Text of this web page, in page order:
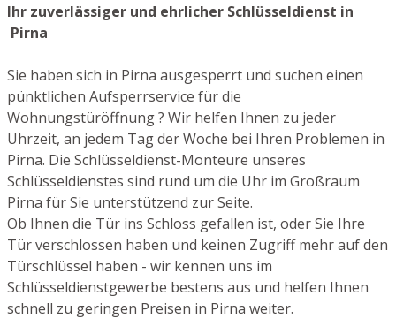
Ihr zuverlässiger und ehrlicher Schlüsseldienst in
Pirna
Sie haben sich in Pirna ausgesperrt und suchen einen
pünktlichen Aufsperrservice für die
Wohnungstüröffnung ? Wir helfen Ihnen zu jeder
Uhrzeit, an jedem Tag der Woche bei Ihren Problemen in
Pirna. Die Schlüsseldienst-Monteure unseres
Schlüsseldienstes sind rund um die Uhr im Großraum
Pirna für Sie unterstützend zur Seite.
Ob Ihnen die Tür ins Schloss gefallen ist, oder Sie Ihre
Tür verschlossen haben und keinen Zugriff mehr auf den
Türschlüssel haben - wir kennen uns im
Schlüsseldienstgewerbe bestens aus und helfen Ihnen
schnell zu geringen Preisen in Pirna weiter.